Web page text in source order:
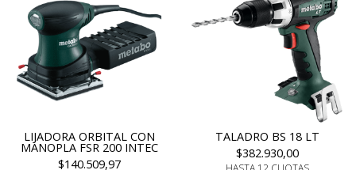
LIJADORA ORBITAL CON
MANOPLA FSR 200 INTEC
$140.509,97
TALADRO BS 18 LT
$382.930,00